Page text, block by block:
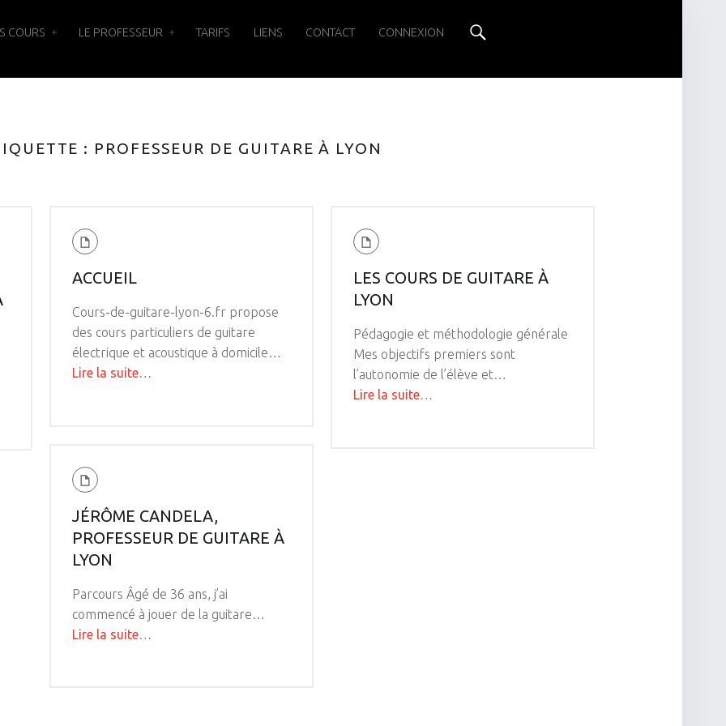
COURS LE PROFESSEUR TARIFS LIENS CONTACT CONNEXION
: PROFESSEUR DE GUITARE À LYON
ACCUEIL
Cours-de-guitare-lyon-6.fr propose
des cours particuliers de guitare
électrique et acoustique à domicile…
Lire la suite"Accueil"
…
LES COURS DE GUITARE À
LYON
Pédagogie et méthodologie générale
Mes objectifs premiers sont
l’autonomie de l’élève et…
Lire la suite"Les
…
JÉRÔME CANDELA,
PROFESSEUR DE GUITARE À
LYON
Parcours Âgé de 36 ans, j’ai
commencé à jouer de la guitare…
Lire la suite"Jérôme
…